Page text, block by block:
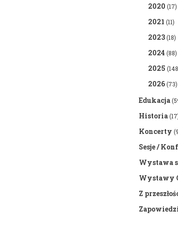
2020 (17)
2021 (11)
2023(18)
2024 (88)
2025
2026(73)
Edukacja
Historia
Koncerty
Sesje /
Wystawa
Wystawy
Z